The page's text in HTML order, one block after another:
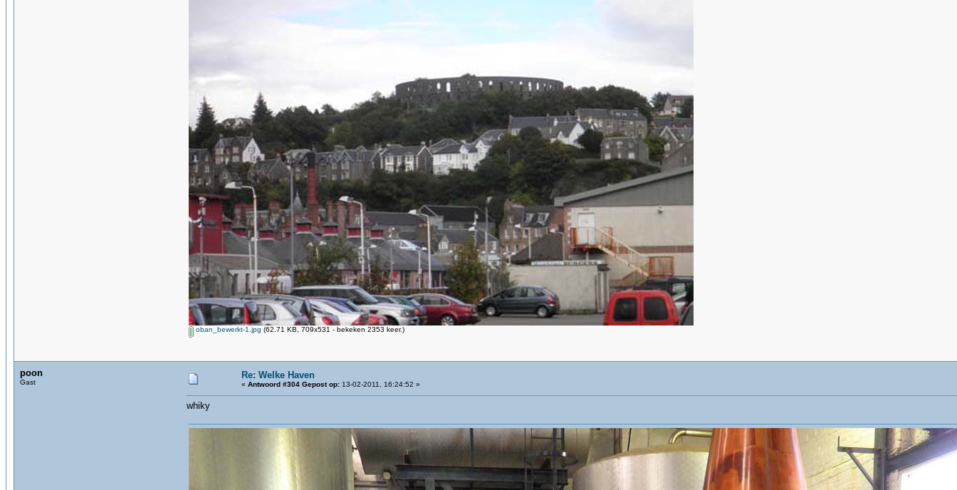
oban_bewerkt-1.jpg (62.71 KB, 709x531 - bekeken 2353 keer.)
poon
Gast
Re: Welke Haven
« Antwoord #304 Gepost op: 13-02-2011, 16:24:52 »
whiky